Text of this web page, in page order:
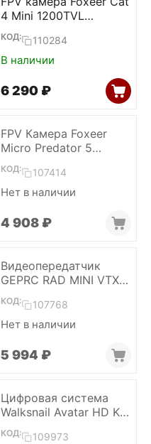
4 Mini 1200TVL
StarLight
КОД: 110284
В наличии
6 290 ₽
FPV Камера Foxeer
Micro Predator 5
(Красный) (Full Case)
КОД: 107414
Нет в наличии
4 908 ₽
Видеопередатчик
GEPRC RAD MINI VTX
5,8 ГГц 1 Вт
КОД: 107768
Нет в наличии
5 994 ₽
Цифровая система
Walksnail Avatar HD Kit
V2
КОД: 109973